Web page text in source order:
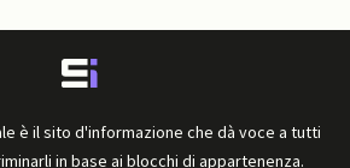
è il sito d'informazione che dà voce a tutti
in base ai blocchi di appartenenza.